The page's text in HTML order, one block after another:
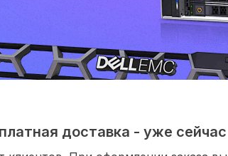
доставка - уже сейчас